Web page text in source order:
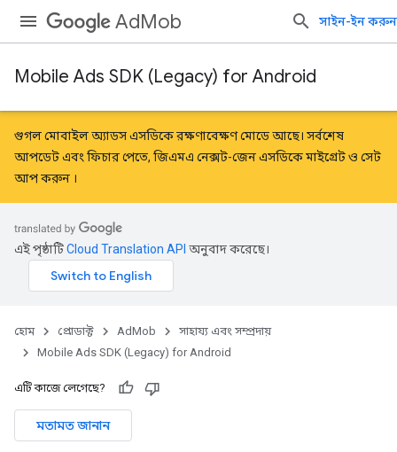
AdMob সাইন-ইন করুন
Mobile Ads SDK (Legacy) for Android
গুগল মোবাইল অ্যাডস এসডিকে রক্ষণাবেক্ষণ মোডে আছে। সর্বশেষ
আপডেট এবং ফিচার পেতে, জিএমএ নেক্সট-জেন এসডিকেমাইগ্রেটও সেট
আপ করুন ।
এই পৃষ্ঠাটিCloud Translation API অনুবাদ করেছে।
হোম প্রোডাক্ট AdMob
সাহায্য এবং সম্প্রদায়
Mobile Ads SDK (Legacy) for Android
এটি কাজে লেগেছে?
মতামত জানান